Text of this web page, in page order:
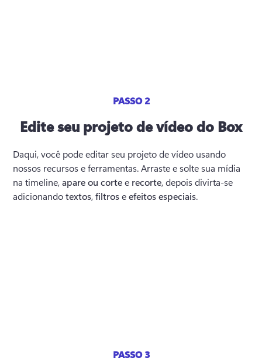
PASSO 2
Edite seu projeto de vídeo do Box
Daqui, você pode editar seu projeto de vídeo usando
nossos recursos e ferramentas. Arraste e solte sua mídia
na timeline, apare ou corte e recorte, depois divirta-se
adicionando textos, filtros e efeitos especiais.
PASSO 3